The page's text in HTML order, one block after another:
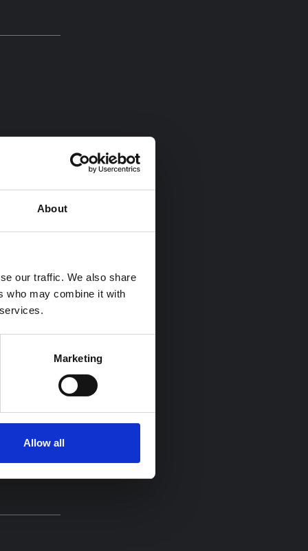
About
our traffic. We also share
who may combine it with
Marketing
Allow all